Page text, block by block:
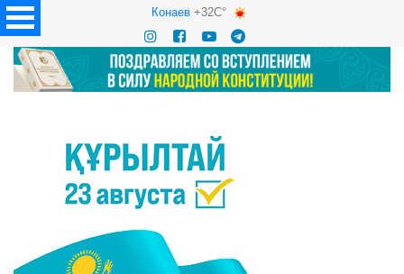
Конаев+32C°